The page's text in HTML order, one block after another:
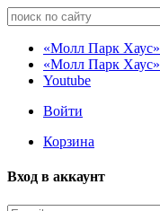
«Молл Парк Хаус»
«Молл Парк Хаус»
Youtube
Войти
Корзина
Вход в аккаунт